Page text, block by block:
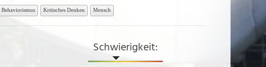
Behaviorismus Kritisches Denken Mensch
Schwierigkeit: